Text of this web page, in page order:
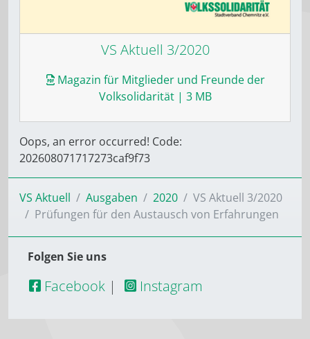
VS Aktuell 3/2020
Magazin für Mitglieder und Freunde der
Volksolidarität| 3 MB
Oops, an error occurred! Code:
202608071717273caf9f73
VS Aktuell Ausgaben 2020
VS Aktuell 3/2020
Prüfungen für den Austausch von Erfahrungen
Folgen Sie uns
Facebook | Instagram